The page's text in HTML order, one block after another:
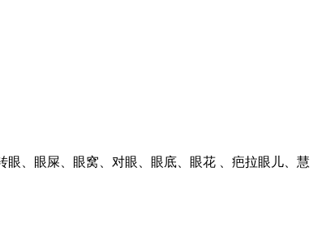
、眼屎、眼窝、对眼、眼底、眼花 、疤拉眼儿、慧